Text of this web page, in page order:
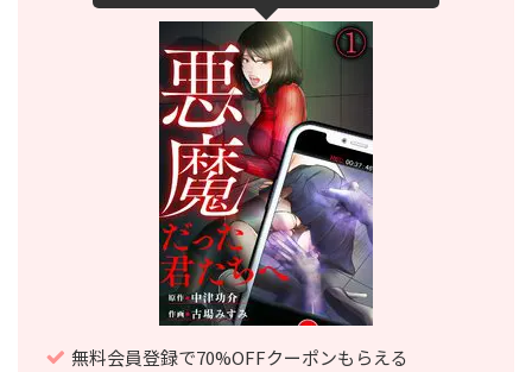
無料会員登録で70%OFFクーポンもらえる